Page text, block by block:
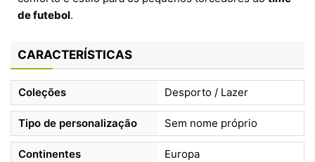
de futebol.
CARACTERÍSTICAS
Coleções Desporto / Lazer
Tipo de personalização Sem nome próprio
Continentes Europa